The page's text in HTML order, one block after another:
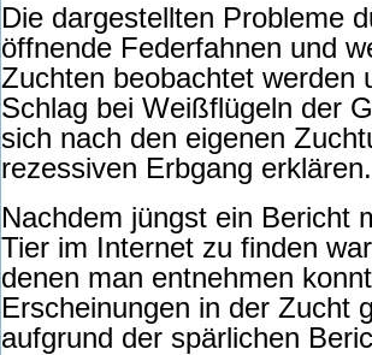
Die dargestellten Probleme
öffnende Federfahnen und
Zuchten beobachtet werden
Schlag bei Weißflügeln der
sich nach den eigenen
rezessiven Erbgang erklären.
Nachdem jüngst ein Bericht
Tier im Internet zu finden
denen man entnehmen
Erscheinungen in der Zucht
aufgrund der spärlichen